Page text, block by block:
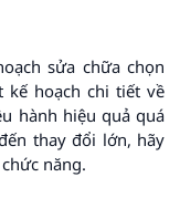
sửa chữa chọn
kế hoạch chi tiết về
hành hiệu quả quá
thay đổi lớn, hãy
năng.